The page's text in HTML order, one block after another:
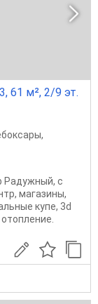
61 м², 2/9 эт.
,
Радужный, с
магазины,
купе, 3d